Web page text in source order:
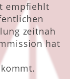
empfiehlt
zeitnah
hat